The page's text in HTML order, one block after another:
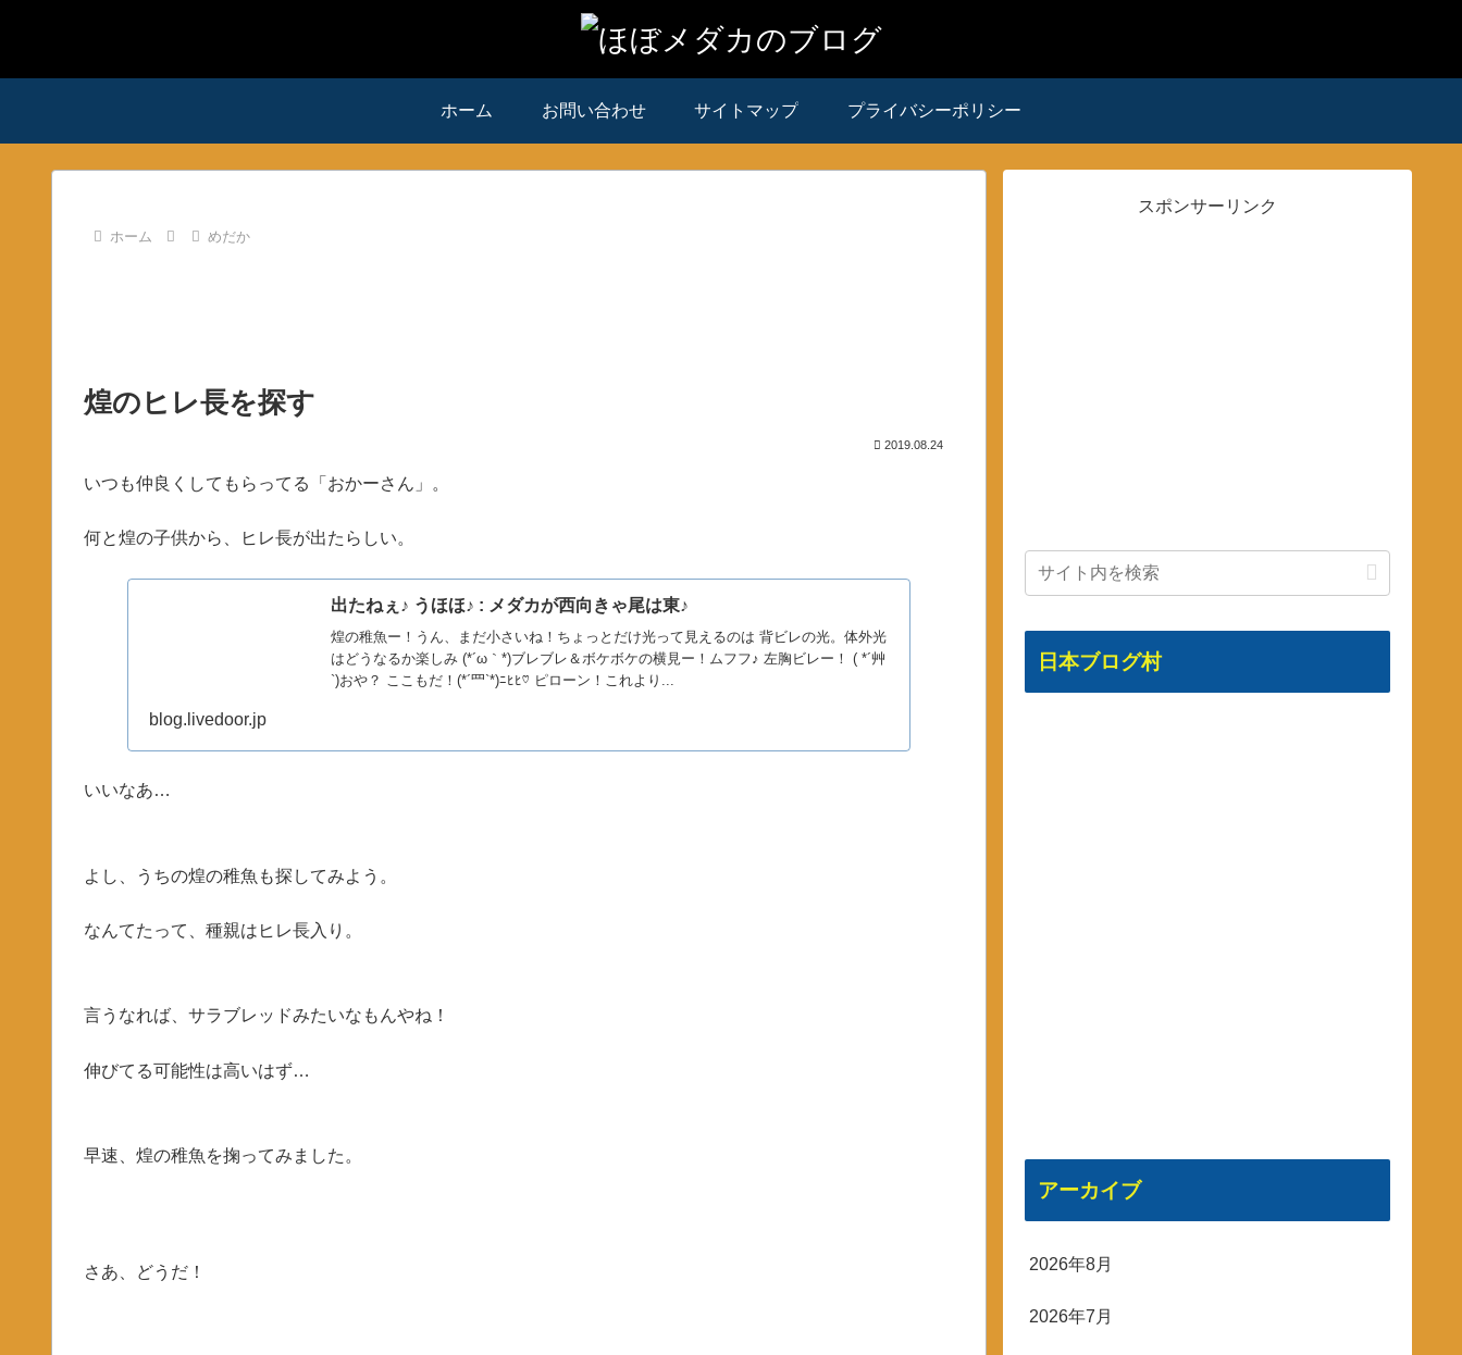
ホーム お問い合わせ サイトマップ プライバシーポリシー
ホーム めだか
煌のヒレ長を探す
2019.08.24
いつも仲良くしてもらってる「おかーさん」。
何と煌の子供から、ヒレ長が出たらしい。
出たねぇ♪ うほほ♪ : メダカが西向きゃ尾は東♪
煌の稚魚ー！うん、まだ小さいね！ちょっとだけ光って見えるのは 背ビレの光。体外光
はどうなるか楽しみ (*´ω｀*)ブレブレ＆ボケボケの横見ー！ムフフ♪ 左胸ビレー！ ( *´艸
`)おや？ ここもだ！(*´罒`*)ﾆﾋﾋ♡ ピローン！これより...
blog.livedoor.jp
いいなあ…
よし、うちの煌の稚魚も探してみよう。
なんてたって、種親はヒレ長入り。
言うなれば、サラブレッドみたいなもんやね！
伸びてる可能性は高いはず…
早速、煌の稚魚を掬ってみました。
さあ、どうだ！
スポンサーリンク
日本ブログ村
アーカイブ
2026年8月
2026年7月